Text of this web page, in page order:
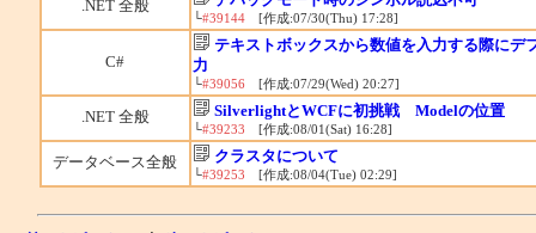
.NET 全般
└#39144[作成:07/30(Thu) 17:28]
C#
テキストボックスから数値を入力する際にデ
力
└#39056[作成:07/29(Wed) 20:27]
.NET 全般 SilverlightとWCFに初挑戦 Modelの位置
└#39233 [作成:08/01(Sat) 16:28]
データベース全般 クラスタについて
└#39253 [作成:08/04(Tue) 02:29]